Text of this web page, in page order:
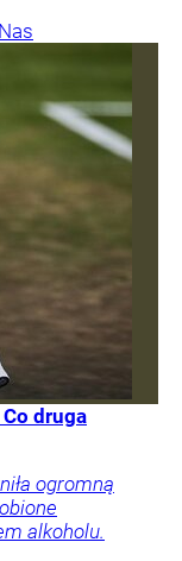
druga
ogromną
alkoholu.